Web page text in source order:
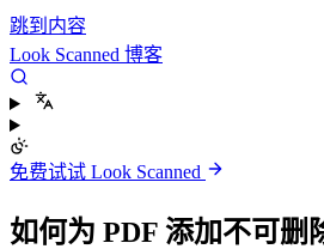
跳到内容
Look Scanned 博客
免费试试 Look Scanned
如何为 PDF 添加不可删